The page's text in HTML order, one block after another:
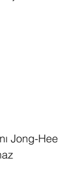
Jong-Hee